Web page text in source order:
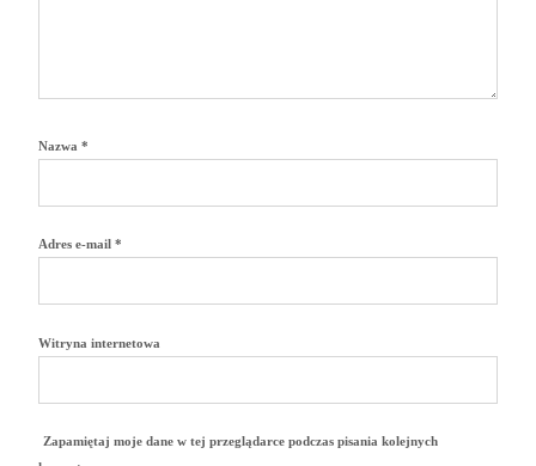
Nazwa *
Adres e-mail *
Witryna internetowa
Zapamiętaj moje dane w tej przeglądarce podczas pisania kolejnych